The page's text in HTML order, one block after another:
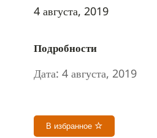
4 августа, 2019
Подробности
Дата: 4 августа, 2019
В избранное